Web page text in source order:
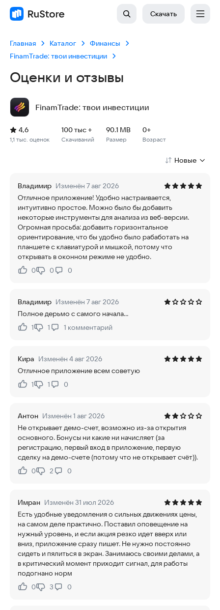
Скачать
Главная Каталог
Финансы
FinamTrade: твои инвестиции
Оценки и отзывы
FinamTrade: твои инвестиции
Рейтинг: 4,6, 1,1 тыс. оценок
Скачиваний: 100 тыс +
Размер файла: 90.1 MB
Возрастное ограничение: 90.1 MB
1,1 тыс. оценок
4,6
Скачиваний
100 тыс +
Размер
90.1 MB
Возраст
0+
Новые
Владимир Изменён 7 авг 2026
Отличное приложение! Удобно настраивается,
интуитивно простое. Можно было бы добавить
некоторые инструменты для анализа из веб-версии.
Огромная просьба: добавить горизонтальное
ориентирование, что бы удобно было рабаботать на
планшете с клавиатурой и мышкой, потому что
открывать в оконном режиме не удобно.
Нравится:
0Не нравится:
0 0
Владимир Изменён 7 авг 2026
Полное дерьмо с самого начала...
Нравится:
1Не нравится:
1 1 комментарий
Кира Изменён 4 авг 2026
Отличное приложение всем советую
Нравится:
1Не нравится:
1 0
Антон Изменён 1 авг 2026
Не открывает демо-счет, возможно из-за открытия
основного. Бонусы ни какие ни начисляет (за
регистрацию, первый вход в приложение, первую
сделку на демо-счете (потому что не открывает счёт)).
Нравится:
0Не нравится:
2 0
Имран Изменён 31 июл 2026
Есть удобные уведомления о сильных движениях цены,
на самом деле практично. Поставил оповещение на
нужный уровень, и если акция резко идет вверх или
вниз, приложение сразу пишет. Не нужно постоянно
сидеть и пялиться в экран. Занимаюсь своими делами, а
в критический момент приходит сигнал, для работы
подогнано норм
Нравится:
0Не нравится:
3 0